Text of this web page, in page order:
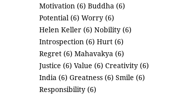
Motivation (6) Buddha (6)
Potential (6) Worry (6)
Helen Keller (6) Nobility (6)
Introspection (6) Hurt (6)
Regret (6) Mahavakya (6)
Justice (6) Value (6) Creativity (6)
India (6) Greatness (6) Smile (6)
Responsibility (6)